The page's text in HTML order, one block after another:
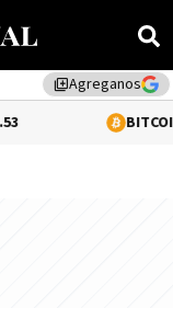
library_addAgreganos
0.08%